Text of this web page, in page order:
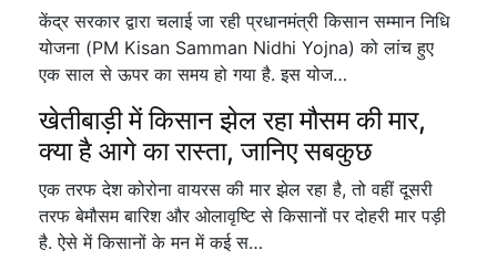
केंद्र सरकार द्वारा चलाई जा रही प्रधानमंत्री किसान सम्मान निधि
योजना (PM Kisan Samman Nidhi Yojna) को लांच हुए
एक साल से ऊपर का समय हो गया है. इस योज…
खेतीबाड़ी में किसान झेल रहा मौसम की मार,
क्या है आगे का रास्ता, जानिए सबकुछ
एक तरफ देश कोरोना वायरस की मार झेल रहा है, तो वहीं दूसरी
तरफ बेमौसम बारिश और ओलावृष्टि से किसानों पर दोहरी मार पड़ी
है. ऐसे में किसानों के मन में कई स…